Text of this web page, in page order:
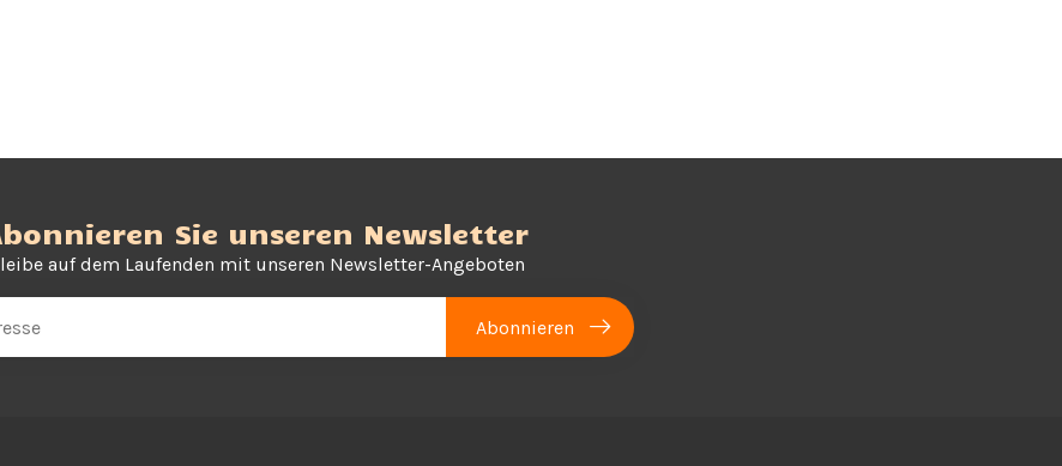
Sie unseren Newsletter
auf dem Laufenden mit unseren Newsletter-Angeboten
Abonnieren